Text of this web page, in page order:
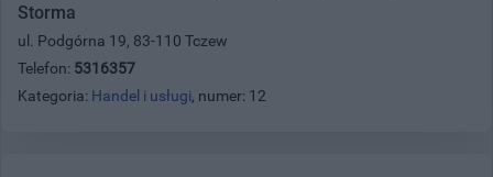
Storma
ul. Podgórna 19, 83-110 Tczew
Telefon: 5316357
Kategoria: Handel i usługi, numer: 12